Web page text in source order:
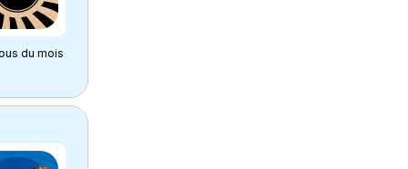
du mois